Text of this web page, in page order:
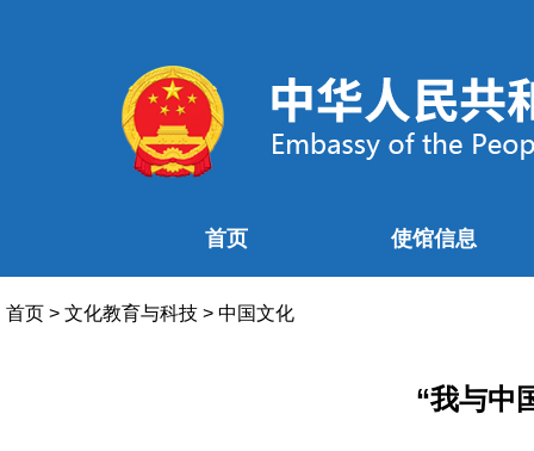
首页 使馆信息
首页 > 文化教育与科技 > 中国文化
“我与中